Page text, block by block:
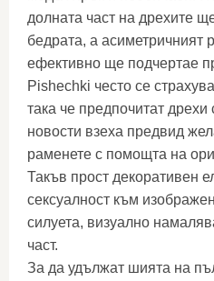
долната част на дрехите
бедрата, а асиметричният
ефективно ще подчертае
Pishechki често се
така че предпочитат
новости взеха предвид
раменете с помощта на
Такъв прост декоративен
сексуалност към
силуета, визуално
част.
За да удължат шията на